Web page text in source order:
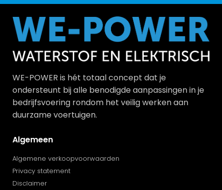
WE-POWER is hét totaal concept dat je
ondersteunt bij alle benodigde aanpassingen in je
bedrijfsvoering rondom het veilig werken aan
duurzame voertuigen.
Algemeen
Algemene verkoopvoorwaarden
Privacy statement
Disclaimer